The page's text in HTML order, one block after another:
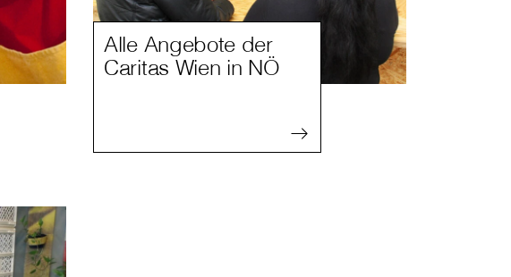
Alle Angebote der
Caritas Wien in NÖ